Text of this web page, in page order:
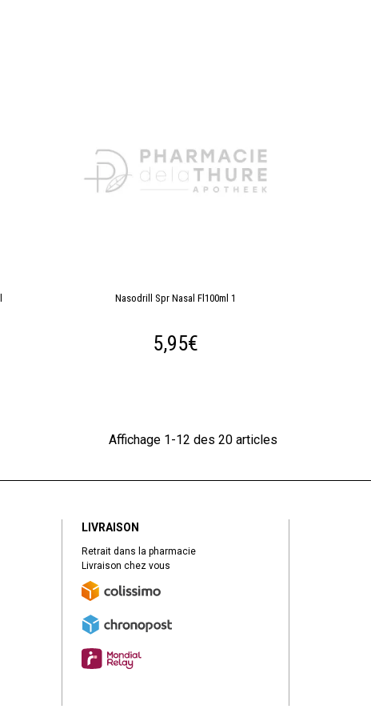
Nasodrill Spr Nasal Fl100ml 1
5,95€
Affichage 1-12 des 20 articles
LIVRAISON
Retrait dans la pharmacie
Livraison chez vous